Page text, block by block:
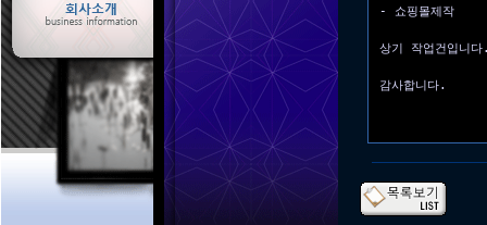
- 쇼핑몰제작
상기 작업건입니
감사합니다.